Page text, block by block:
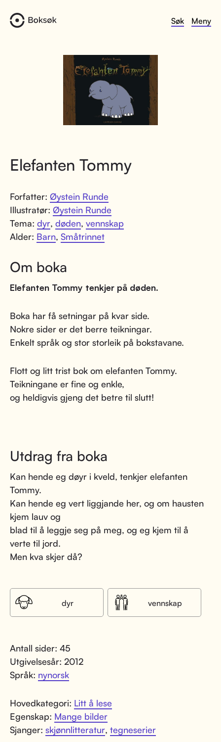
Søk Meny
Elefanten Tommy
Forfatter: Øystein Runde
Illustratør: Øystein Runde
Tema: dyr, døden, vennskap
Alder: Barn, Småtrinnet
Om boka
Elefanten Tommy tenkjer på døden.
Boka har få setningar på kvar side.
Nokre sider er det berre teikningar.
Enkelt språk og stor storleik på bokstavane.
Flott og litt trist bok om elefanten Tommy.
Teikningane er fine og enkle,
og heldigvis gjeng det betre til slutt!
Utdrag fra boka
Kan hende eg døyr i kveld, tenkjer elefanten
Tommy.
Kan hende eg vert liggjande her, og om hausten
kjem lauv og
blad til å leggje seg på meg, og eg kjem til å
verte til jord.
Men kva skjer då?
dyr vennskap
Antall sider: 45
Utgivelsesår: 2012
Språk: nynorsk
Hovedkategori: Litt å lese
Egenskap: Mange bilder
Sjanger: skjønnlitteratur, tegneserier